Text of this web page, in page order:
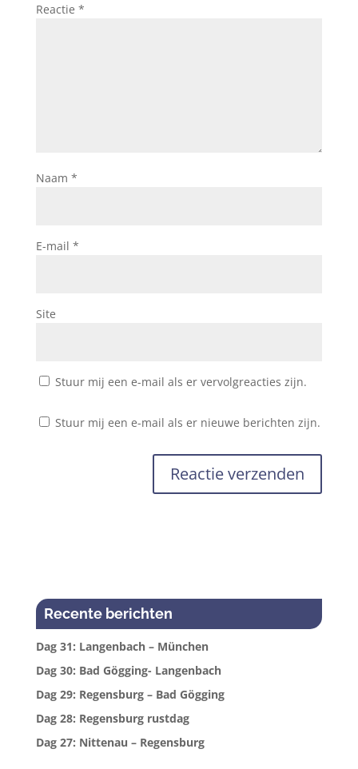
Reactie *
Naam *
E-mail *
Site
Stuur mij een e-mail als er vervolgreacties zijn.
Stuur mij een e-mail als er nieuwe berichten zijn.
Recente berichten
Dag 31: Langenbach – München
Dag 30: Bad Gögging- Langenbach
Dag 29: Regensburg – Bad Gögging
Dag 28: Regensburg rustdag
Dag 27: Nittenau – Regensburg